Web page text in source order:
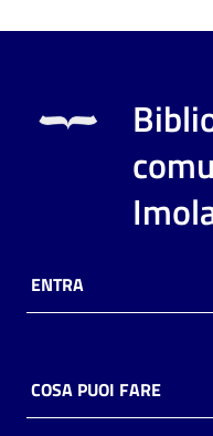
fare
Scopri
online
ENTRA
COSA PUOI FARE